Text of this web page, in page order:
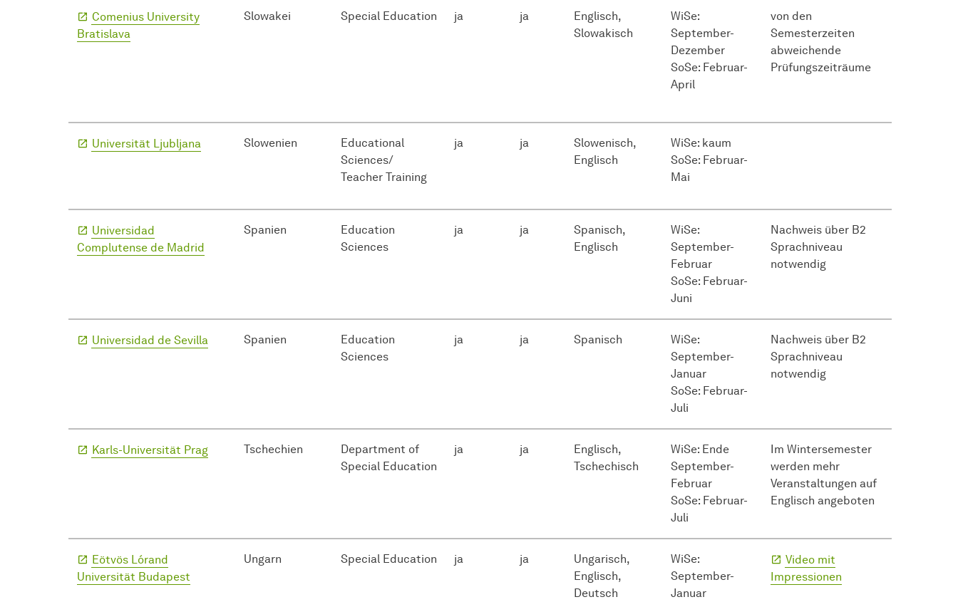
Comenius University
Bratislava
Slowakei Special Education ja ja
Englisch,
Slowakisch
WiSe:
September-
Dezember
SoSe: Februar-
April
von den
Semesterzeiten
abweichende
Prüfungszeiträume
Universität Ljubljana Slowenien
Educational
Sciences/
Teacher Training
ja ja
Slowenisch,
Englisch
WiSe: kaum
SoSe: Februar-
Mai
Universidad
Complutense de Madrid
Spanien
Education
Sciences
ja ja
Spanisch,
Englisch
WiSe:
September-
Februar
SoSe: Februar-
Juni
Nachweis über B2
Sprachniveau
notwendig
Universidad de Sevilla Spanien
Education
Sciences
ja ja Spanisch
WiSe:
September-
Januar
SoSe: Februar-
Juli
Nachweis über B2
Sprachniveau
notwendig
Karls-Universität Prag Tschechien
Department of
Special Education
ja ja
Englisch,
Tschechisch
WiSe: Ende
September-
Februar
SoSe: Februar-
Juli
Im Wintersemester
werden mehr
Veranstaltungen auf
Englisch angeboten
Eötvös Lórand
Universität Budapest
Ungarn Special Education ja ja
Ungarisch,
Englisch,
Deutsch
WiSe:
September-
Januar
Video mit
Impressionen